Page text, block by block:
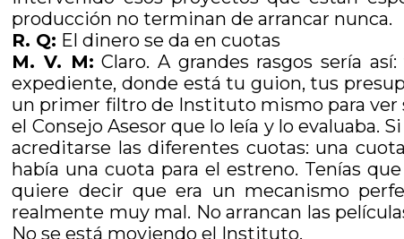
producción no terminan de arrancar nunca.
R. Q: El dinero se da en cuotas
M. V. M: Claro. A grandes rasgos sería
expediente, donde está tu guion, tus
un primer filtro de Instituto mismo para ver
el Consejo Asesor que lo leía y lo evaluaba.
acreditarse las diferentes cuotas: una
había una cuota para el estreno. Tenías
quiere decir que era un mecanismo
realmente muy mal. No arrancan las
No se está moviendo el Instituto.